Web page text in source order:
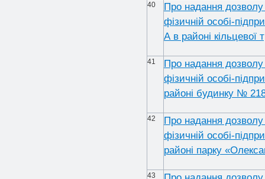
40
Про надання дозволу
фізичній особі-
А в районі кільцевої
41
Про надання дозволу
фізичній особі-
районі будинку №
42
Про надання дозволу
фізичній особі-
районі парку
43